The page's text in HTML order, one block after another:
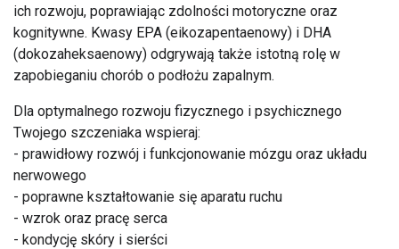
ich rozwoju, poprawiając zdolności motoryczne oraz
kognitywne. Kwasy EPA (eikozapentaenowy) i DHA
(dokozaheksaenowy) odgrywają także istotną rolę w
zapobieganiu chorób o podłożu zapalnym.
Dla optymalnego rozwoju fizycznego i psychicznego
Twojego szczeniaka wspieraj:
- prawidłowy rozwój i funkcjonowanie mózgu oraz układu
nerwowego
- poprawne kształtowanie się aparatu ruchu
- wzrok oraz pracę serca
- kondycję skóry i sierści